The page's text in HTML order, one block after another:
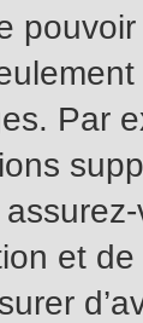
Par
et